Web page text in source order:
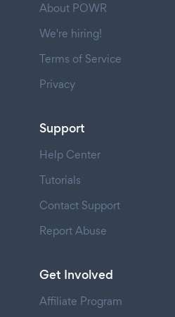
About POWR
We're hiring!
Terms of Service
Privacy
Support
Help Center
Tutorials
Contact Support
Report Abuse
Get Involved
Affiliate Program